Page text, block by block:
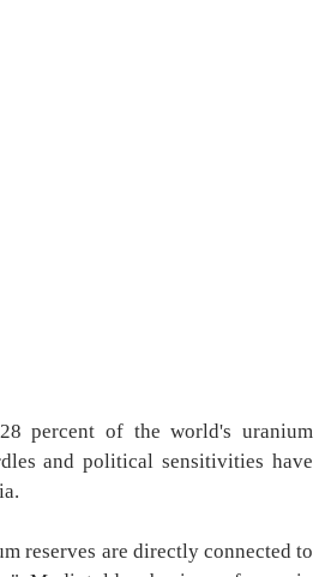
percent of the world's uranium
and political sensitivities have
reserves are directly connected to